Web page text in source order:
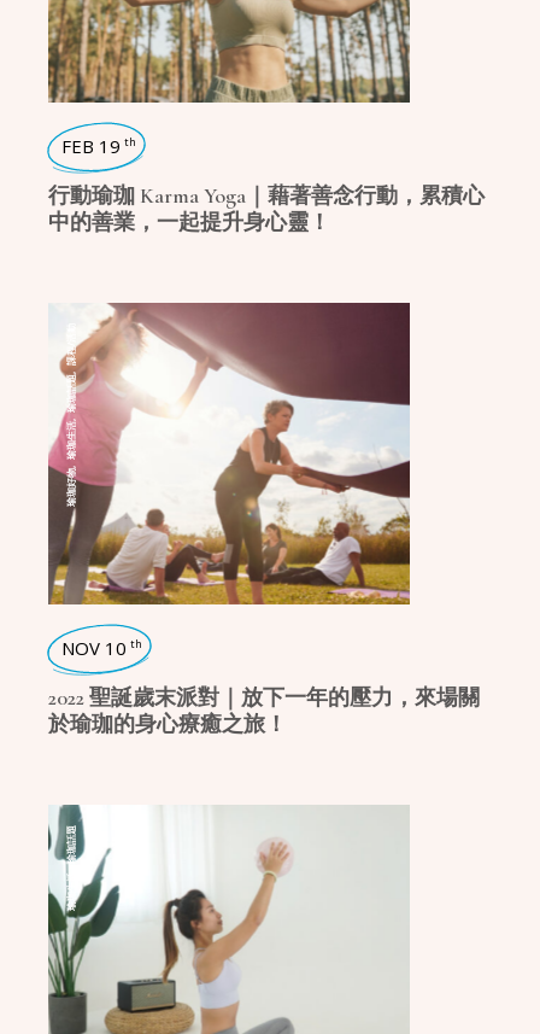
FEB 19 th
行動瑜珈 Karma Yoga｜藉著善念行動，累積心
中的善業，一起提升身心靈！
瑜珈好物
瑜珈生活
瑜珈話題
課程/活動
NOV 10 th
2022 聖誕歲末派對｜放下一年的壓力，來場關
於瑜珈的身心療癒之旅！
瑜珈生活
瑜珈話題